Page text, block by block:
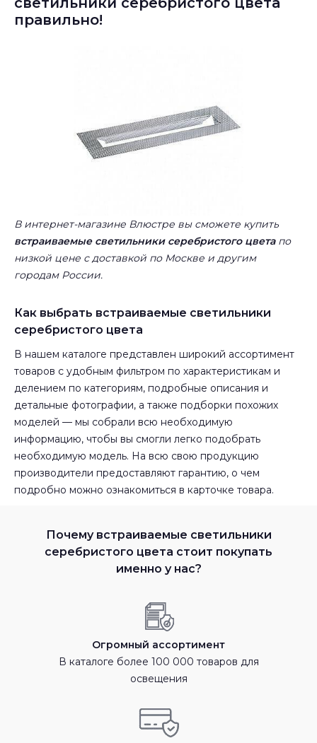
правильно!
В интернет-магазине Влюстре вы сможете купить
встраиваемые светильники серебристого цветапо
низкой цене с доставкой по Москве и другим
городам России.
Как выбрать встраиваемые светильники
серебристого цвета
В нашем каталоге представлен широкий ассортимент
товаров с удобным фильтром по характеристикам и
делением по категориям, подробные описания и
детальные фотографии, а также подборки похожих
моделей — мы собрали всю необходимую
информацию, чтобы вы смогли легко подобрать
необходимую модель. На всю свою продукцию
производители предоставляют гарантию, о чем
подробно можно ознакомиться в карточке товара.
Почему встраиваемые светильники
серебристого цвета стоит покупать
именно у нас?
Огромный ассортимент
В каталоге более 100 000 товаров для
освещения